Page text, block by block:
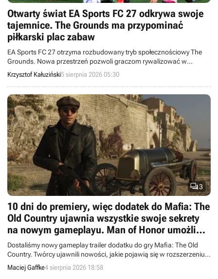
Otwarty świat EA Sports FC 27 odkrywa swoje
tajemnice. The Grounds ma przypominać
piłkarski plac zabaw
EA Sports FC 27 otrzyma rozbudowany tryb społecznościowy The
Grounds. Nowa przestrzeń pozwoli graczom rywalizować w
różnych konkurencjach, a nad ich rozwojem czuwać będą m.in.
Kylian Mbappé.
Krzysztof Kałuziński5 sierpnia 2026 05:30
3
10 dni do premiery, więc dodatek do Mafia: The
Old Country ujawnia wszystkie swoje sekrety
na nowym gameplayu. Man of Honor umożliwi
podwójne zabójstwa
Dostaliśmy nowy gameplay trailer dodatku do gry Mafia: The Old
Country. Twórcy ujawnili nowości, jakie pojawią się w rozszerzeniu
Man of Honor.
Maciej Gaffke4 sierpnia 2026 18:58